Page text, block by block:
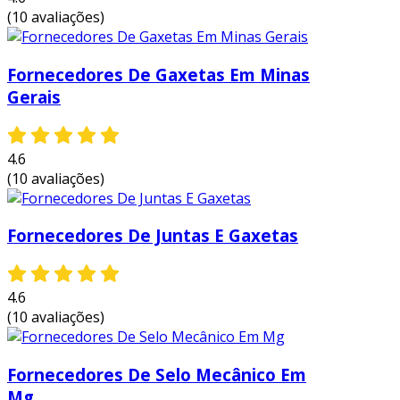
alta resistência a temperaturas
intervalos de temperatura muito variados,
garantindo eficiência mesmo em
excelente resistência química:
material é inerte a muitos produtos
químicos, aumentando a vida útil do selo e
reduzindo a necessidade de substituições
frequentes.
menor atrito e desgaste:
lubrificante do grafite diminui o atrito
durabilidade do componente e reduzindo
o consumo de energia.
redução de vazamentos:a vedação
(10 avaliações)
Fornecedores De Gaxetas Em Minas
Gerais
4.6
(10 avaliações)
Fornecedores De Juntas E Gaxetas
4.6
(10 avaliações)
Fornecedores De Selo Mecânico Em